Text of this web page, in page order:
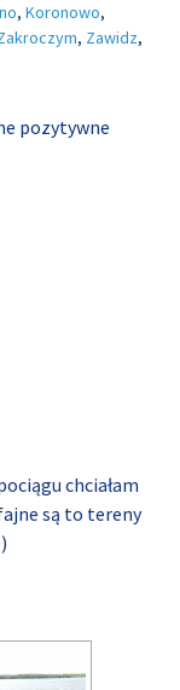
, Koronowo,
, Zawidz,
pozytywne
chciałam
są to tereny